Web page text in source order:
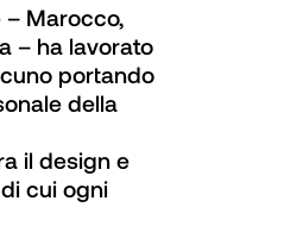
Marocco,
– ha lavorato
portando
della
il design e
cui ogni